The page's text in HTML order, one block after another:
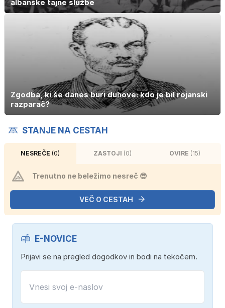
albanske tajne službe
Zgodba, ki še danes buri duhove: kdo je bil rojanski
razparač?
STANJE NA CESTAH
NESREČE (0) ZASTOJI (0) OVIRE (15)
Trenutno ne beležimo nesreč 😎
VEČ O CESTAH
E-NOVICE
Prijavi se na pregled dogodkov in bodi na tekočem.